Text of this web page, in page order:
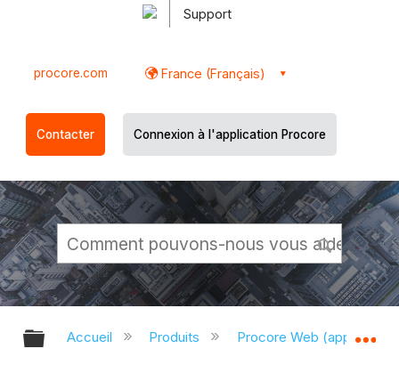
Support
procore.com France (Français)
Contacter Connexion à l'application Procore
Développer/réduire la hiérarchie
Accueil Produits Procore Web